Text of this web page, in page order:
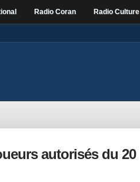
Radio Coran Radio Culture
autorisés du 20